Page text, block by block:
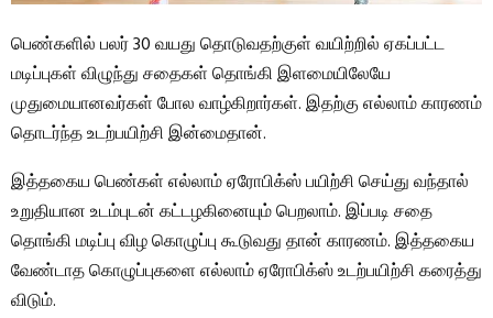
பெண்களில் பலர் 30 வயது தொடுவதற்குள் வயிற்றில் ஏகப்பட்ட
மடிப்புகள் விழுந்து சதைகள் தொங்கி இளமையிலேயே
முதுமையானவர்கள் போல வாழ்கிறார்கள். இதற்கு எல்லாம் காரணம்
தொடர்ந்த உடற்பயிற்சி இன்மைதான்.
இத்தகைய பெண்கள் எல்லாம் ஏரோபிக்ஸ் பயிற்சி செய்து வந்தால்
உறுதியான உடம்புடன் கட்டழகினையும் பெறலாம். இப்படி சதை
தொங்கி மடிப்பு விழ கொழுப்பு கூடுவது தான் காரணம். இத்தகைய
வேண்டாத கொழுப்புகளை எல்லாம் ஏரோபிக்ஸ் உடற்பயிற்சி கரைத்து
விடும்.